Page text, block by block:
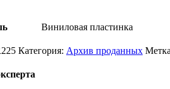
Виниловая пластинка
Категория: Архив проданных